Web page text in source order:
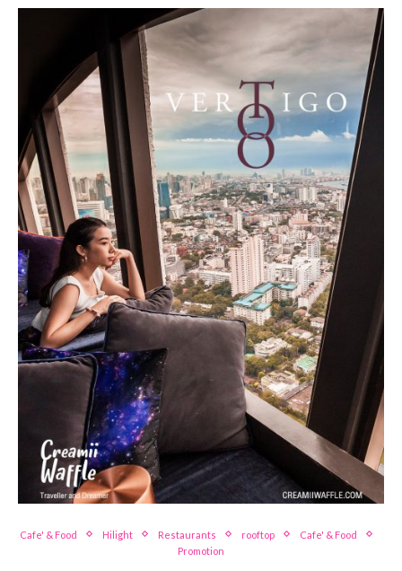
Cafe' & Food Hilight Restaurants rooftop
Cafe' & Food
Promotion